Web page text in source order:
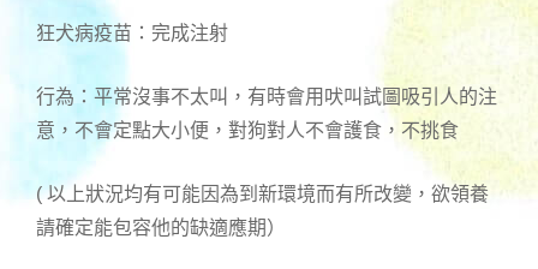
狂犬病疫苗：完成注射
行為：平常沒事不太叫，有時會用吠叫試圖吸引人的注
意，不會定點大小便，對狗對人不會護食，不挑食
( 以上狀況均有可能因為到新環境而有所改變，欲領養
請確定能包容他的缺適應期）